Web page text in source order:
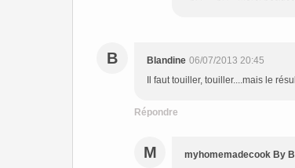
B Blandine 06/07/2013 20:45
Il faut touiller, touiller....mais le
Répondre
M myhomemadecook By